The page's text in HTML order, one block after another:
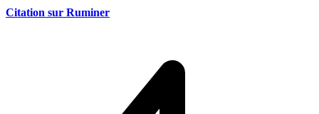
Citation sur Ruminer